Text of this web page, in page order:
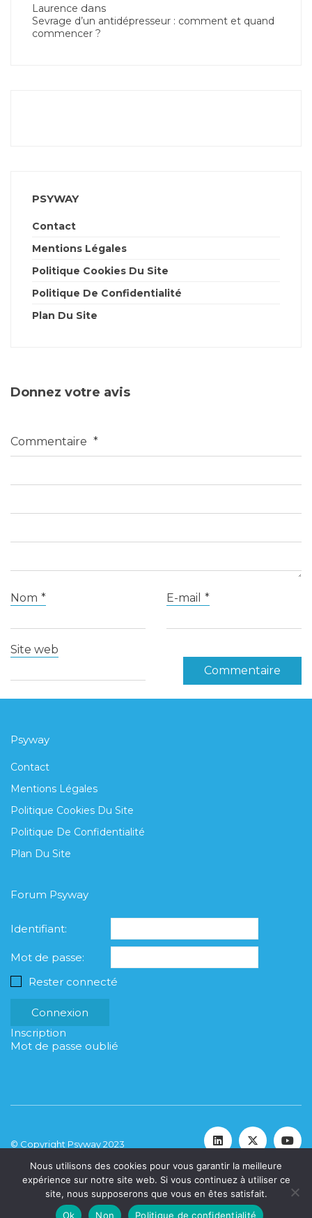
Laurence dans
Sevrage d’un antidépresseur : comment et quand
commencer ?
PSYWAY
Contact
Mentions Légales
Politique Cookies Du Site
Politique De Confidentialité
Plan Du Site
Donnez votre avis
Commentaire *
Nom * E-mail *
Site web
Psyway
Contact
Mentions Légales
Politique Cookies Du Site
Politique De Confidentialité
Plan Du Site
Forum Psyway
Identifiant:
Mot de passe:
Rester connecté
Connexion
Inscription
Mot de passe oublié
© Copyright Psyway 2023
Nous utilisons des cookies pour vous garantir la meilleure
expérience sur notre site web. Si vous continuez à utiliser ce
site, nous supposerons que vous en êtes satisfait.
Ok
Non Politique de confidentialité